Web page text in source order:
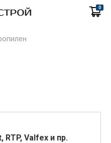
0
RTP, Valfex и пр.